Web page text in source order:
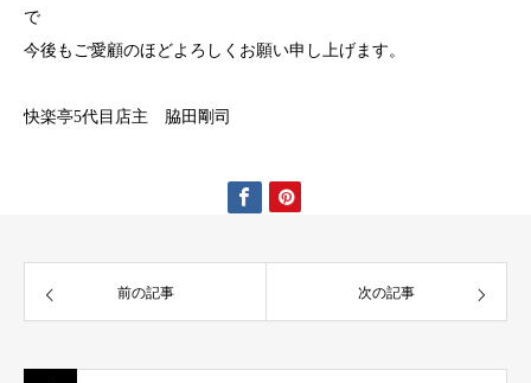
で
今後もご愛顧のほどよろしくお願い申し上げます。
快楽亭5代目店主 脇田剛司
前の記事 次の記事